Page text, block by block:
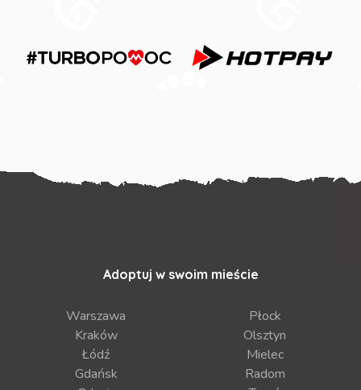
Adoptuj w swoim mieście
Warszawa
Kraków
Łódź
Gdańsk
Płock
Olsztyn
Mielec
Radom